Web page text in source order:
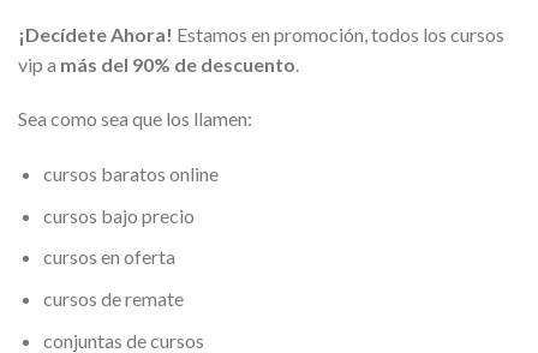
¡Decídete Ahora! Estamos en promoción, todos los cursos
vip a más del 90% de descuento
Sea como sea que los llamen:
cursos baratos online
cursos bajo precio
cursos en oferta
cursos de remate
conjuntas de cursos